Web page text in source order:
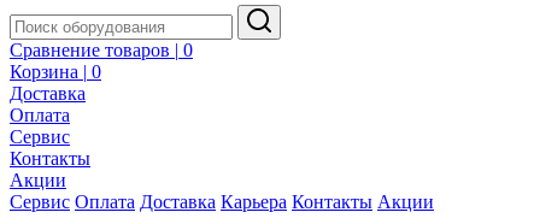
Сравнение товаров | 0
Корзина | 0
Доставка
Оплата
Сервис
Контакты
Акции
Сервис Оплата Доставка Карьера Контакты Акции